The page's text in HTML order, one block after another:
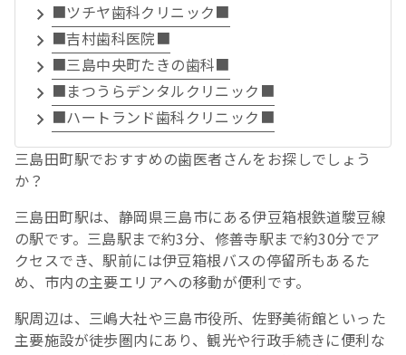
■ツチヤ歯科クリニック■
■吉村歯科医院■
■三島中央町たきの歯科■
■まつうらデンタルクリニック■
■ハートランド歯科クリニック■
三島田町駅でおすすめの歯医者さんをお探しでしょう
か？
三島田町駅は、静岡県三島市にある伊豆箱根鉄道駿豆線
の駅です。三島駅まで約3分、修善寺駅まで約30分でア
クセスでき、駅前には伊豆箱根バスの停留所もあるた
め、市内の主要エリアへの移動が便利です。
駅周辺は、三嶋大社や三島市役所、佐野美術館といった
主要施設が徒歩圏内にあり、観光や行政手続きに便利な